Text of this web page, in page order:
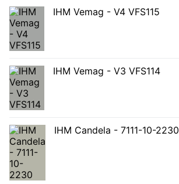
IHM Vemag - V4 VFS115
IHM Vemag - V3 VFS114
IHM Candela - 7111-10-2230